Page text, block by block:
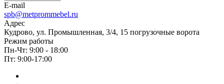
E-mail
spb@metprommebel.ru
Адрес
Кудрово, ул. Промышленная, 3/4, 15 погрузочные ворота
Режим работы
Пн-Чт: 9:00 - 18:00
Пт: 9:00-17:00